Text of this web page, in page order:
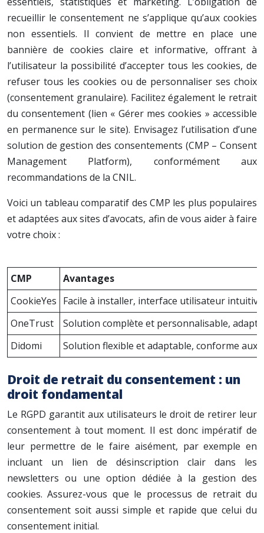
recueillir le consentement ne s’applique qu’aux cookies
non essentiels. Il convient de mettre en place une
bannière de cookies claire et informative, offrant à
l’utilisateur la possibilité d’accepter tous les cookies, de
refuser tous les cookies ou de personnaliser ses choix
(consentement granulaire). Facilitez également le retrait
du consentement (lien « Gérer mes cookies » accessible
en permanence sur le site). Envisagez l’utilisation d’une
solution de gestion des consentements (CMP – Consent
Management Platform), conformément aux
recommandations de la CNIL.
Voici un tableau comparatif des CMP les plus populaires
et adaptées aux sites d’avocats, afin de vous aider à faire
votre choix :
CMP
Avantages
CookieYes Facile à installer, interface utilisateur
OneTrust
Solution complète et personnalisable,
Didomi
Solution flexible et adaptable, conforme aux
Droit de retrait du consentement : un
droit fondamental
Le RGPD garantit aux utilisateurs le droit de retirer leur
consentement à tout moment. Il est donc impératif de
leur permettre de le faire aisément, par exemple en
incluant un lien de désinscription clair dans les
newsletters ou une option dédiée à la gestion des
cookies. Assurez-vous que le processus de retrait du
consentement soit aussi simple et rapide que celui du
consentement initial.